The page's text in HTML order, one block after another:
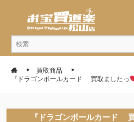
買取商品
『ドラゴンボールカード 買取ましたっ
『ドラゴンボールカード